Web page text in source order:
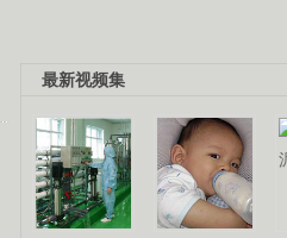
最新视频集